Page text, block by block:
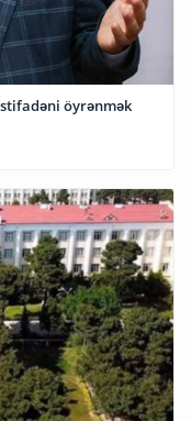
öyrənmək